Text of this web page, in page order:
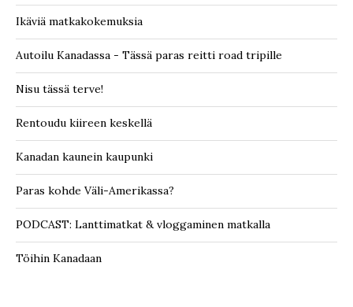
Ikäviä matkakokemuksia
Autoilu Kanadassa - Tässä paras reitti road tripille
Nisu tässä terve!
Rentoudu kiireen keskellä
Kanadan kaunein kaupunki
Paras kohde Väli-Amerikassa?
PODCAST: Lanttimatkat & vloggaminen matkalla
Töihin Kanadaan